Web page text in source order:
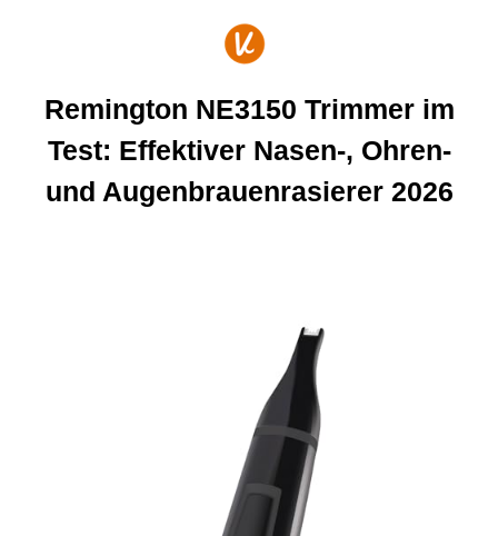
Remington NE3150 Trimmer im
Test: Effektiver Nasen-, Ohren-
und Augenbrauenrasierer 2026